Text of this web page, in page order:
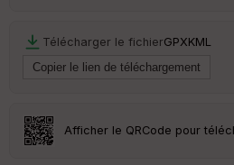
Télécharger le fichierGPXKML
Afficher le QRCode pour